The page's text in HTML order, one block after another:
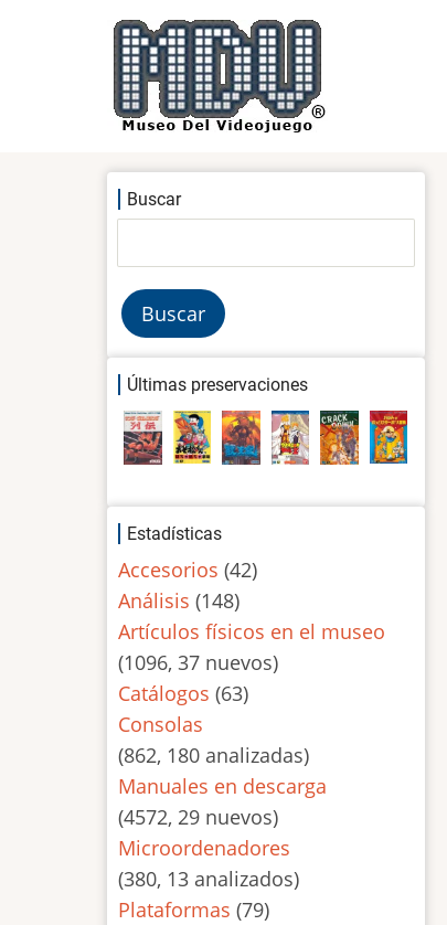
Buscar
Últimas preservaciones
Estadísticas
Accesorios (42)
Análisis (148)
Artículos físicos en el museo
(1096, 37 nuevos)
Catálogos (63)
Consolas
(862, 180 analizadas)
Manuales en descarga
(4572, 29 nuevos)
Microordenadores
(380, 13 analizados)
Plataformas (79)